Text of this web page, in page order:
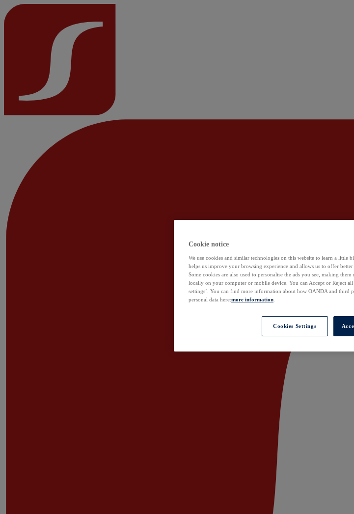
Cookie notice
We use cookies and similar technologies on this website to learn a
helps us improve your browsing experience and allows us to offer
Some cookies are also used to personalise the ads you see, making
locally on your computer or mobile device. You can Accept or Reject
settings’. You can find more information about how OANDA and third
personal data here:more information
Cookies Settings